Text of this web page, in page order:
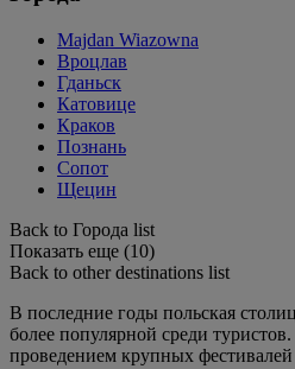
Majdan Wiazowna
Вроцлав
Гданьск
Катовице
Краков
Познань
Сопот
Щецин
Back to Города list
Показать еще (10)
Back to other destinations list
В последние годы польская
более популярной среди
проведением крупных